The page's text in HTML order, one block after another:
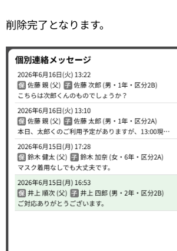
削除完了となります。